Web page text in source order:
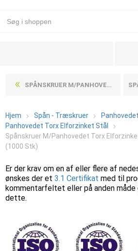
SPÅNSKRUER M/PANHOVEDET TORX ELFORZINKET STÅL CE/EN 14592 3,5X40-T15 (1000 STK)
Hjem Spån - Træskruer
Panhovedet Torx Elforzinket Stål
Spånskruer M/Panhovedet Torx
(1000 Stk)
Er der krav om en af eller flere af
ønskes der et3.1 Certifikat med til
kommentarfeltet eller på anden
dette.